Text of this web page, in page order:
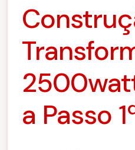
a Passo